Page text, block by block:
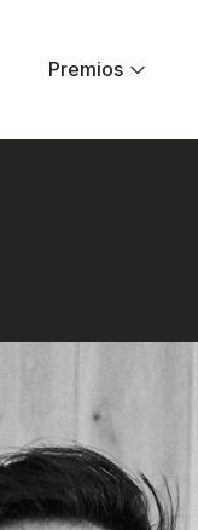
Premios